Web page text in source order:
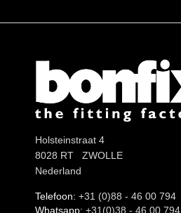
Holsteinstraat 4
8028 RT ZWOLLE
Nederland
Telefoon: +31 (0)88 - 46 00 794
Whatsapp: +31(0)38 - 46 00 794